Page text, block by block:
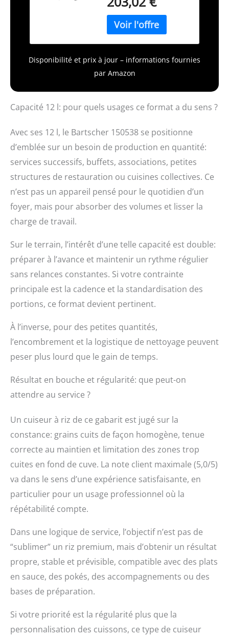
Disponibilité et prix à jour – informations fournies
par Amazon
Capacité 12 l: pour quels usages ce format a du sens ?
Avec ses 12 l, le Bartscher 150538 se positionne
d’emblée sur un besoin de production en quantité:
services successifs, buffets, associations, petites
structures de restauration ou cuisines collectives. Ce
n’est pas un appareil pensé pour le quotidien d’un
foyer, mais pour absorber des volumes et lisser la
charge de travail.
Sur le terrain, l’intérêt d’une telle capacité est double:
préparer à l’avance et maintenir un rythme régulier
sans relances constantes. Si votre contrainte
principale est la cadence et la standardisation des
portions, ce format devient pertinent.
À l’inverse, pour des petites quantités,
l’encombrement et la logistique de nettoyage peuvent
peser plus lourd que le gain de temps.
Résultat en bouche et régularité: que peut-on
attendre au service ?
Un cuiseur à riz de ce gabarit est jugé sur la
constance: grains cuits de façon homogène, tenue
correcte au maintien et limitation des zones trop
cuites en fond de cuve. La note client maximale (5,0/5)
va dans le sens d’une expérience satisfaisante, en
particulier pour un usage professionnel où la
répétabilité compte.
Dans une logique de service, l’objectif n’est pas de
“sublimer” un riz premium, mais d’obtenir un résultat
propre, stable et prévisible, compatible avec des plats
en sauce, des pokés, des accompagnements ou des
bases de préparation.
Si votre priorité est la régularité plus que la
personnalisation des cuissons, ce type de cuiseur